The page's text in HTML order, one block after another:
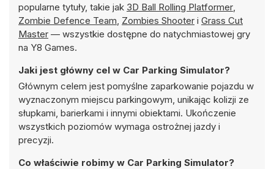
popularne tytuły, takie jak 3D Ball Rolling Platformer,
Zombie Defence Team, Zombies Shooter i Grass Cut
Master — wszystkie dostępne do natychmiastowej gry
na Y8 Games.
Jaki jest główny cel w Car Parking Simulator?
Głównym celem jest pomyślne zaparkowanie pojazdu w
wyznaczonym miejscu parkingowym, unikając kolizji ze
słupkami, barierkami i innymi obiektami. Ukończenie
wszystkich poziomów wymaga ostrożnej jazdy i
precyzji.
Co właściwie robimy w Car Parking Simulator?